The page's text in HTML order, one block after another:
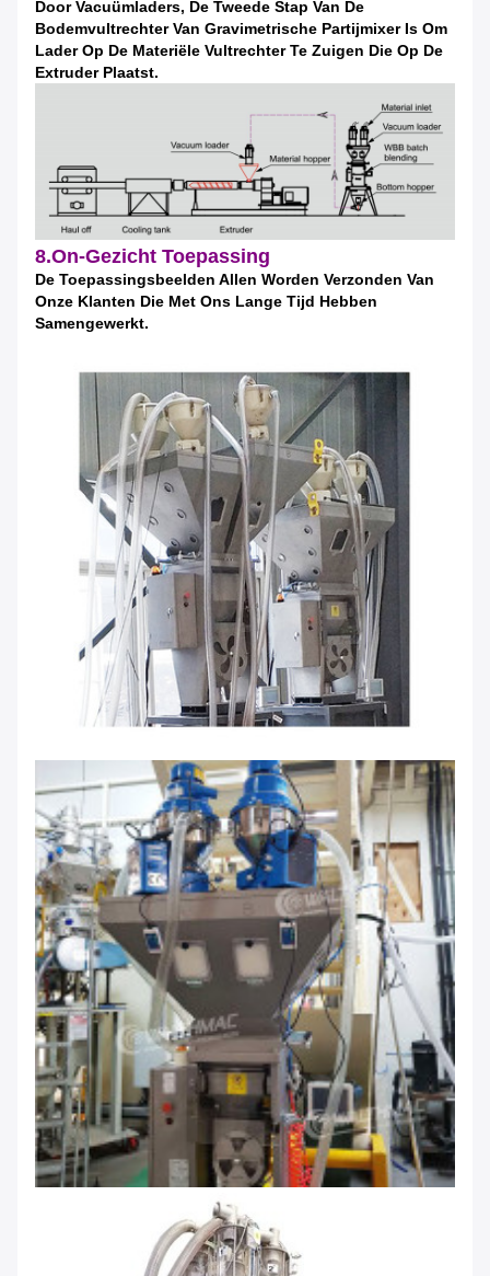
Door Vacuümladers, De Tweede Stap Van De
Bodemvultrechter Van Gravimetrische Partijmixer Is Om
Lader Op De Materiële Vultrechter Te Zuigen Die Op De
Extruder Plaatst.
8.On-Gezicht Toepassing
De Toepassingsbeelden Allen Worden Verzonden Van
Onze Klanten Die Met Ons Lange Tijd Hebben
Samengewerkt.